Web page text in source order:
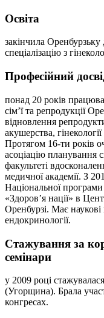
Освіта
закінчила
спеціалізацію з
Професійний
понад 20 років
сім’ї та репродукції
відновлення
акушерства,
Протягом 16-ти років
асоціацію планування
факультеті
медичної академії. З
Національної програми
«Здоров’я нації» в
Оренбурзі. Має наукові
ендокринології.
Стажування за
семінари
у 2009 році
(Угорщина). Брала
конгресах.